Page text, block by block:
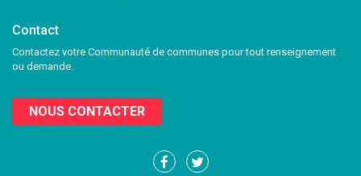
Contact
Contactez votre Communauté de communes pour tout renseignement
ou demande.
NOUS CONTACTER
Lien
Lien